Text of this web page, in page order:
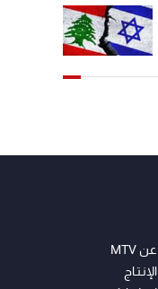
عن MTV
الإنـتـاج